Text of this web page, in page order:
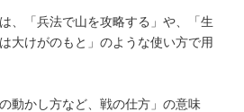
、「兵法で山を攻略する」や、「生
大けがのもと」のような使い方で用
動かし方など、戦の仕方」の意味